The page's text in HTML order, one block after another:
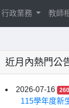
行政業務 教師
近月內熱門公
2026-07-16
115學年度新